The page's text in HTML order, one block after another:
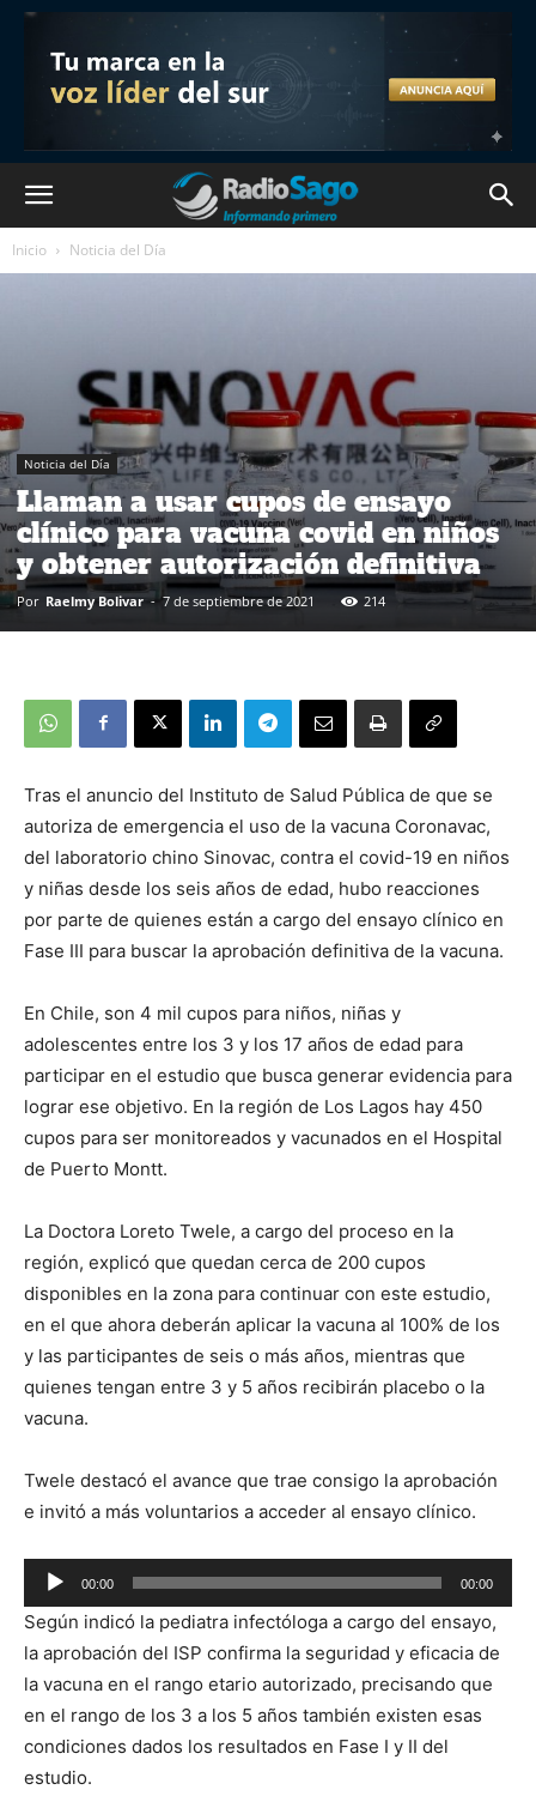
Inicio Noticia del Día
Noticia del Día
Llaman a usar cupos de ensayo
clínico para vacuna covid en niños
y obtener autorización definitiva
Por Raelmy Bolivar - 7 de septiembre de 2021 214
Tras el anuncio del Instituto de Salud Pública de que se
autoriza de emergencia el uso de la vacuna Coronavac,
del laboratorio chino Sinovac, contra el covid-19 en niños
y niñas desde los seis años de edad, hubo reacciones
por parte de quienes están a cargo del ensayo clínico en
Fase III para buscar la aprobación definitiva de la vacuna.
En Chile, son 4 mil cupos para niños, niñas y
adolescentes entre los 3 y los 17 años de edad para
participar en el estudio que busca generar evidencia para
lograr ese objetivo. En la región de Los Lagos hay 450
cupos para ser monitoreados y vacunados en el Hospital
de Puerto Montt.
La Doctora Loreto Twele, a cargo del proceso en la
región, explicó que quedan cerca de 200 cupos
disponibles en la zona para continuar con este estudio,
en el que ahora deberán aplicar la vacuna al 100% de los
y las participantes de seis o más años, mientras que
quienes tengan entre 3 y 5 años recibirán placebo o la
vacuna.
Twele destacó el avance que trae consigo la aprobación
e invitó a más voluntarios a acceder al ensayo clínico.
Reproductor
de
audio
00:00 00:00
Según indicó la pediatra infectóloga a cargo del ensayo,
la aprobación del ISP confirma la seguridad y eficacia de
la vacuna en el rango etario autorizado, precisando que
en el rango de los 3 a los 5 años también existen esas
condiciones dados los resultados en Fase I y II del
estudio.